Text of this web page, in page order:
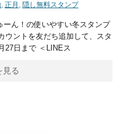
, 正月 , 隠し無料スタンプ
ーん！の使いやすい冬スタンプ
ウントを友だち追加して、スタ
27日まで ＜LINEス
見る